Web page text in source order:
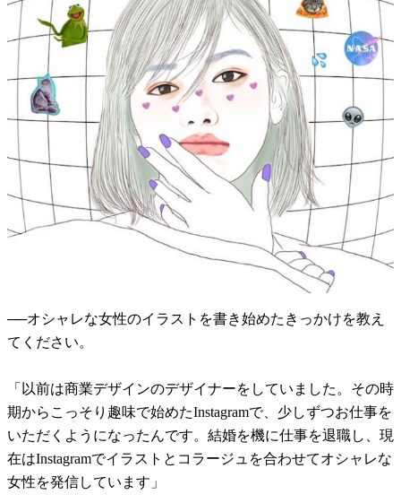
──オシャレな女性のイラストを書き始めたきっかけを教え
てください。
「以前は商業デザインのデザイナーをしていました。その時
期からこっそり趣味で始めたInstagramで、少しずつお仕事を
いただくようになったんです。結婚を機に仕事を退職し、現
在はInstagramでイラストとコラージュを合わせてオシャレな
女性を発信しています」